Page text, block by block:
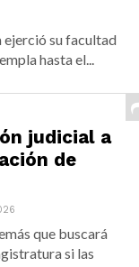
ejerció su facultad
hasta el...
judicial a
de
que buscará
si las